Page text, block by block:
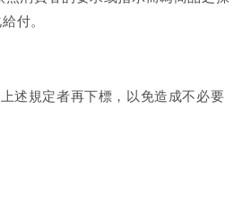
付。
述規定者再下標，以免造成不必要